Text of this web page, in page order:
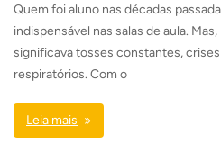
Quem foi aluno nas décadas
indispensável nas salas de aula.
significava tosses constantes,
respiratórios. Com o
Leia mais